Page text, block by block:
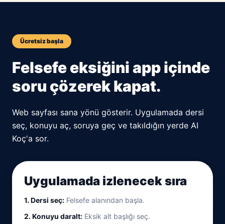
Ücretsiz başla
Felsefe eksiğini app içinde
soru çözerek kapat.
Web sayfası sana yönü gösterir. Uygulamada dersi
seç, konuyu aç, soruya geç ve takıldığın yerde AI
Koç'a sor.
Uygulamada izlenecek sıra
1. Dersi seç: Felsefe alanından başla.
2. Konuyu daralt: Eksik alt başlığı seç.